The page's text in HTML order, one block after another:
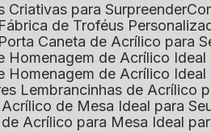
Criativas para Surpreender
de Troféus
Caneta de Acrílico para
Homenagem de Acrílico
Homenagem de Acrílico
Lembrancinhas de Acrílico
Acrílico de Mesa Ideal para
de Acrílico para Mesa Ideal